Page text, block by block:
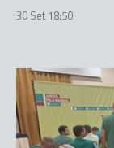
30 Set 18:50